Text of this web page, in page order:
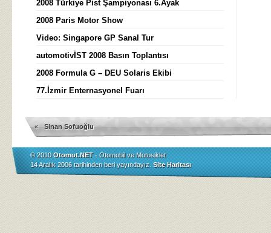
2008 Türkiye Pist Şampiyonası 6.Ayak
2008 Paris Motor Show
Video: Singapore GP Sanal Tur
automotivİST 2008 Basın Toplantısı
2008 Formula G – DEU Solaris Ekibi
77.İzmir Enternasyonel Fuarı
« Sinan Sofuoğlu
© 2010Otomot.NET- Otomobil ve Motosiklet
14 Aralık 2006 tarihinden beri yayındayız. Site Haritası